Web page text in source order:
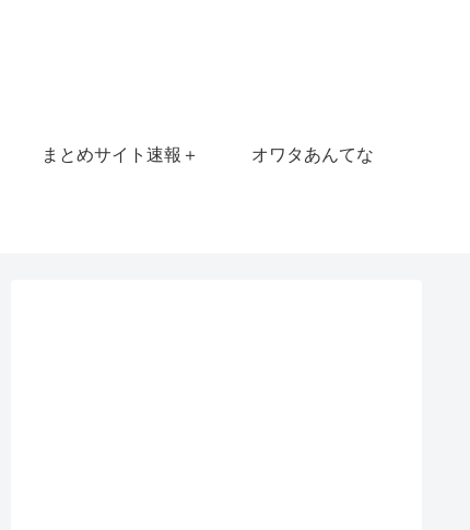
まとめサイト速報＋ オワタあんてな